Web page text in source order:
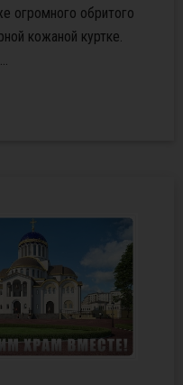
огромного обритого
кожаной куртке.